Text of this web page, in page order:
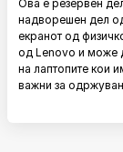
Ова е резервен
надворешен дел
екранот од
од Lenovo и може
на лаптопите кои
важни за